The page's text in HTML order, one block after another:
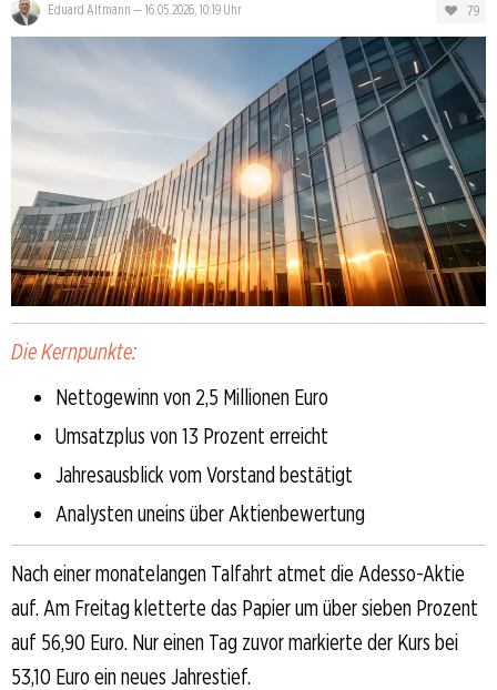
Eduard Altmann — 16.05.2026, 10:19 Uhr 79
Die Kernpunkte:
Nettogewinn von 2,5 Millionen Euro
Umsatzplus von 13 Prozent erreicht
Jahresausblick vom Vorstand bestätigt
Analysten uneins über Aktienbewertung
Nach einer monatelangen Talfahrt atmet die Adesso-Aktie
auf. Am Freitag kletterte das Papier um über sieben Prozent
auf 56,90 Euro. Nur einen Tag zuvor markierte der Kurs bei
53,10 Euro ein neues Jahrestief.